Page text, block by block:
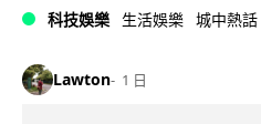
科技娛樂 生活娛樂 城中熱話
Lawton 1 日